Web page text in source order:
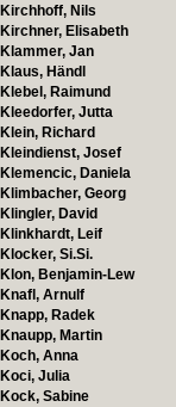
Kirchhoff, Nils
Kirchner, Elisabeth
Klammer, Jan
Klaus, Händl
Klebel, Raimund
Kleedorfer, Jutta
Klein, Richard
Kleindienst, Josef
Klemencic, Daniela
Klimbacher, Georg
Klingler, David
Klinkhardt, Leif
Klocker, Si.Si.
Klon, Benjamin-Lew
Knafl, Arnulf
Knapp, Radek
Knaupp, Martin
Koch, Anna
Koci, Julia
Kock, Sabine